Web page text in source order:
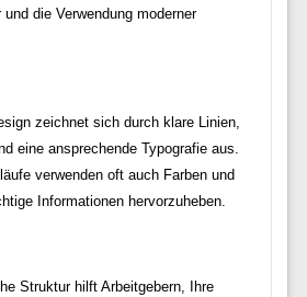
die Verwendung moderner
zeichnet sich durch klare Linien,
eine ansprechende Typografie aus.
verwenden oft auch Farben und
Informationen hervorzuheben.
Struktur hilft Arbeitgebern, Ihre